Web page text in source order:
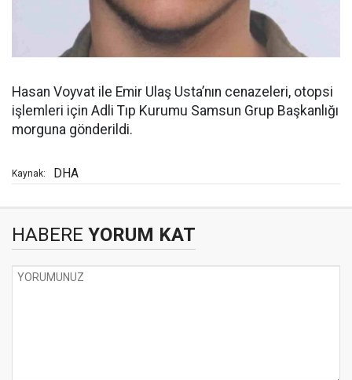
Hasan Voyvat ile Emir Ulaş Usta’nın cenazeleri, otopsi
işlemleri için Adli Tıp Kurumu Samsun Grup Başkanlığı
morguna gönderildi.
Kaynak: DHA
HABERE YORUM KAT